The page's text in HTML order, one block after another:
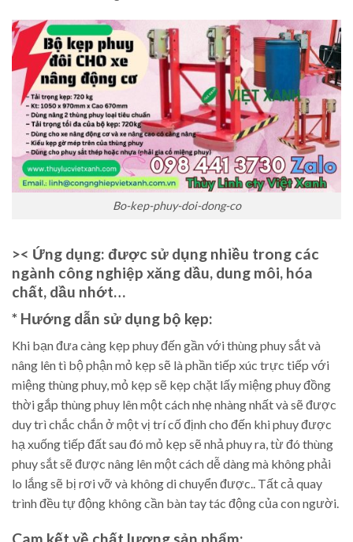
Bo-kep-phuy-doi-dong-co
>< Ứng dụng: được sử dụng nhiều trong các
ngành công nghiệp xăng dầu, dung môi, hóa
chất, dầu nhớt…
* Hướng dẫn sử dụng bộ kẹp:
Khi bạn đưa càng kẹp phuy đến gần với thùng phuy sắt và
nâng lên tì bộ phận mỏ kẹp sẽ là phần tiếp xúc trực tiếp với
miệng thùng phuy, mỏ kẹp sẽ kẹp chặt lấy miệng phuy đồng
thời gắp thùng phuy lên một cách nhẹ nhàng nhất và sẽ được
duy trì chắc chắn ở một vị trí cố định cho đến khi phuy được
hạ xuống tiếp đất sau đó mỏ kẹp sẽ nhả phuy ra, từ đó thùng
phuy sắt sẽ được nâng lên một cách dễ dàng mà không phải
lo lắng sẽ bị rơi vỡ và không di chuyển được.. Tất cả quay
trình đều tự động không cần bàn tay tác động của con người.